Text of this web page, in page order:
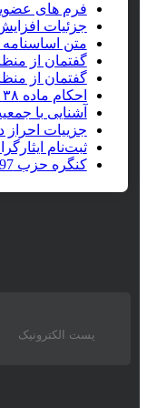
فرم های
جزئیات
متن اساسنامه
گفتمان از
گفتمان از
احکام ماده ۳۸ جانبازان بسیجی به بنیاد ابلاغ شد
آشنایی با
جزییات احراز
ثبت‌نام
کنگره حزب 1397